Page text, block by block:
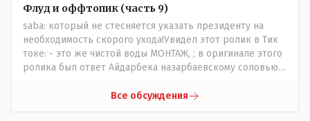
сносить пожалуйста ,а как на века построить слабо.....Вы
вот господин Бондаренко большой учёный прошлись
бы по историческим постройкам сколько было
ликвидировано в советское время и в наше.......
Флуд и оффтопик (часть 9)
saba: который не стесняется указать президенту на
необходимость скорого ухода!Увидел этот ролик в Тик
токе: - это же чистой воды МОНТАЖ, ; в оригинале этого
ролика был ответ Айдарбека назарбаевскому соловью
просто напросто - КЛОУНЫ или МАРИОНЕТКИ власти и
Все обсуждения